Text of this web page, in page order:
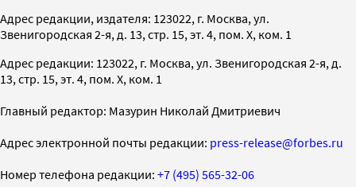
Адрес редакции, издателя: 123022, г. Москва, ул.
Звенигородская 2-я, д. 13, стр. 15, эт. 4, пом. X, ком. 1
Адрес редакции: 123022, г. Москва, ул. Звенигородская 2-я, д.
13, стр. 15, эт. 4, пом. X, ком. 1
Главный редактор: Мазурин Николай Дмитриевич
Адрес электронной почты редакции: press-release@forbes.ru
Номер телефона редакции: +7 (495) 565-32-06